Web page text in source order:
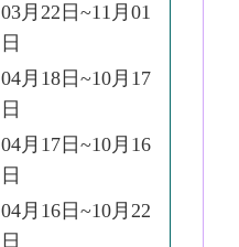
03月22日~11月01
日
04月18日~10月17
日
04月17日~10月16
日
04月16日~10月22
日